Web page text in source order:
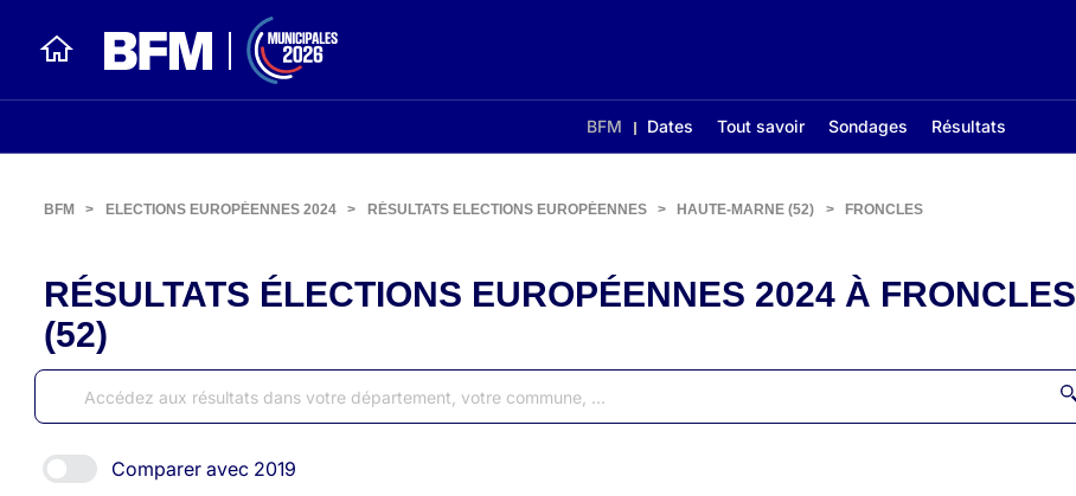
BFM Dates Tout savoir Sondages Résultats
BFM > ELECTIONS EUROPÉENNES 2024 > RÉSULTATS ELECTIONS EUROPÉENNES > HAUTE-MARNE (52) > FRONCLES
RÉSULTATS ÉLECTIONS EUROPÉENNES 2024 À FRONCLES
(52)
Comparer avec 2019